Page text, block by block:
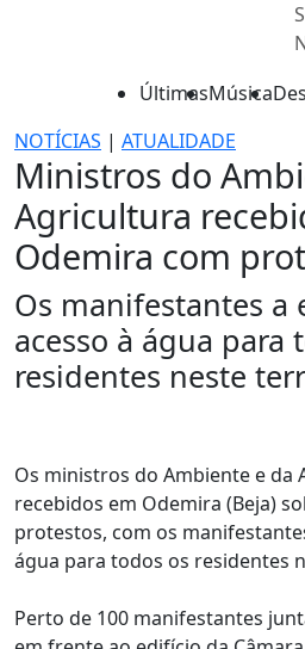
ÚltimasMúsica
NOTÍCIAS | ATUALIDADE
Ministros do
Agricultura
Odemira com
Os manifestantes a
acesso à água para
residentes neste
Os ministros do Ambiente e
recebidos em Odemira (Beja)
protestos, com os
água para todos os residentes
Perto de 100 manifestantes